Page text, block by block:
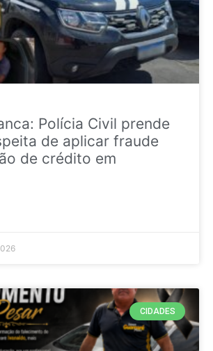
Polícia Civil prende
de aplicar fraude
de crédito em
CIDADES